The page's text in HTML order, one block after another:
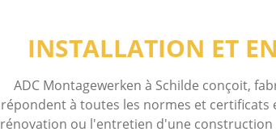
INSTALLATION ET
ADC Montagewerken à Schilde conçoit,
répondent à toutes les normes et
rénovation ou l'entretien d'une